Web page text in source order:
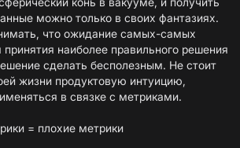
можно только в своих фантазиях.
что ожидание самых-самых
наиболее правильного решения
сделать бесполезным. Не стоит
жизни продуктовую интуицию,
в связке с метриками.
= плохие метрики